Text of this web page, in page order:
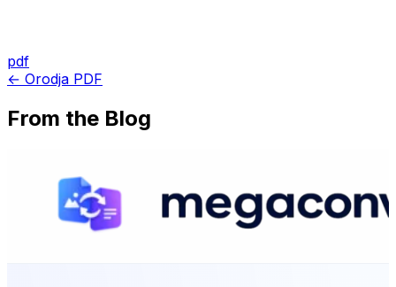
pdf
← Orodja PDF
From the Blog